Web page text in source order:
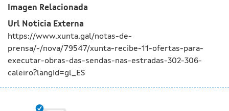
Imagen Relacionada
Url Noticia Externa
https://www.xunta.gal/notas-de-
prensa/-/nova/79547/xunta-recibe-11-ofertas-para-
executar-obras-das-sendas-nas-estradas-302-306-
caleiro?langId=gl_ES